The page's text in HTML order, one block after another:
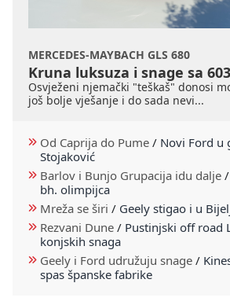
MERCEDES-MAYBACH GLS 680
Kruna luksuza i snage sa
Osvježeni njemački "teškaš" donosi
još bolje vješanje i do sada nevi...
Od Caprija do Pume / Novi Ford u
Stojaković
Barlov i Bunjo Grupacija idu dalje /
bh. olimpijca
Mreža se širi / Geely stigao i u
Rezvani Dune / Pustinjski off road
konjskih snaga
Geely i Ford udružuju snage /
spas španske fabrike